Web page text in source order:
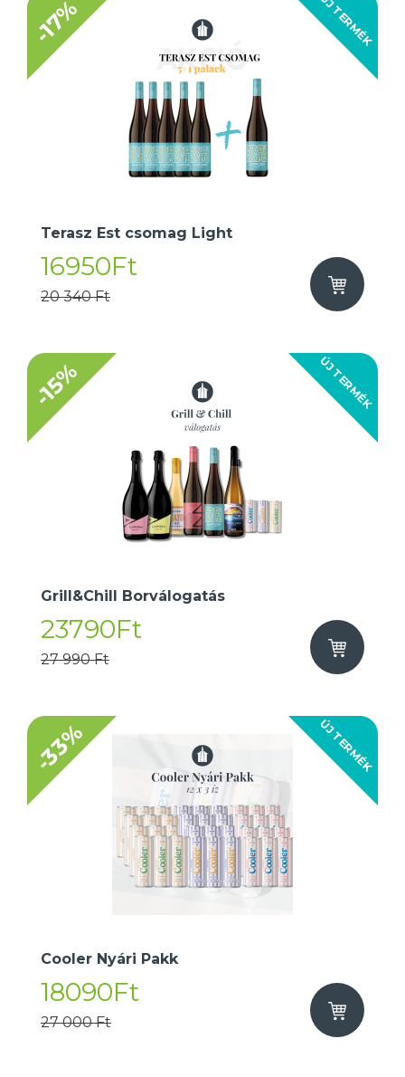
ÚJ TERMÉK
-17%
Terasz Est csomag Light
16950Ft
20 340 Ft
ÚJ TERMÉK
-15%
Grill&Chill Borválogatás
23790Ft
27 990 Ft
ÚJ TERMÉK
-33%
Cooler Nyári Pakk
18090Ft
27 000 Ft